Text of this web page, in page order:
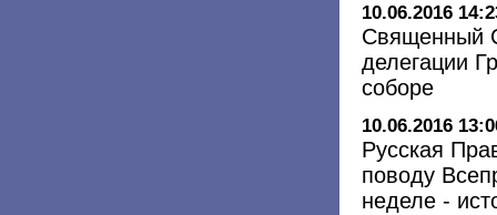
10.06.2016
Священный
делегации
соборе
10.06.2016
Русская
поводу
неделе -